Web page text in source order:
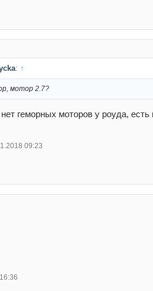
: ↑
мотор 2.7?
геморных моторов у роуда,
09:23